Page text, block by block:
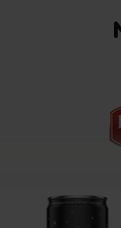
Nygårda bjuder på
som passar hela